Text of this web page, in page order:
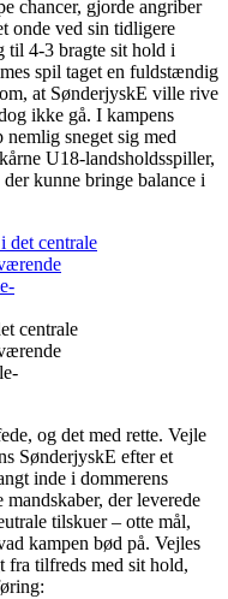
chancer, gjorde angriber
onde ved sin tidligere
til 4-3 bragte sit hold i
spil taget en fuldstændig
at SønderjyskE ville rive
ikke gå. I kampens
sneget sig med
U18-landsholdsspiller,
kunne bringe balance i
centrale
og det med rette. Vejle
SønderjyskE efter et
inde i dommerens
der leverede
tilskuer – otte mål,
kampen bød på. Vejles
fra tilfreds med sit hold,